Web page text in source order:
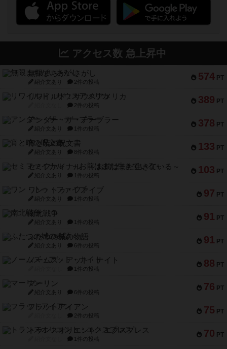
アクセス数 急上昇中
574 PT
無限まちがいさがし
紹介文あり 2件の投稿
389 PT
リワイルド：サウスアメリカ
2件の投稿
378 PT
アンダー・ザ・テーブラー
紹介文あり 1件の投稿
133 PT
宵と暁の呪文書
紹介文あり 8件の投稿
103 PT
セミファイナル ～お前はまだ生きている～
紹介文あり 1件の投稿
97 PT
ワン・トゥ・ファイブ
紹介文あり 1件の投稿
91 PT
南北戦争
紹介文あり 1件の投稿
91 PT
ふたつの城の物語
紹介文あり 6件の投稿
88 PT
ノームズ・アット・ナイト
1件の投稿
76 PT
マーリン
紹介文あり 6件の投稿
75 PT
フラットアイアン
2件の投稿
70 PT
トランスオリエント・エクスプレス
1件の投稿